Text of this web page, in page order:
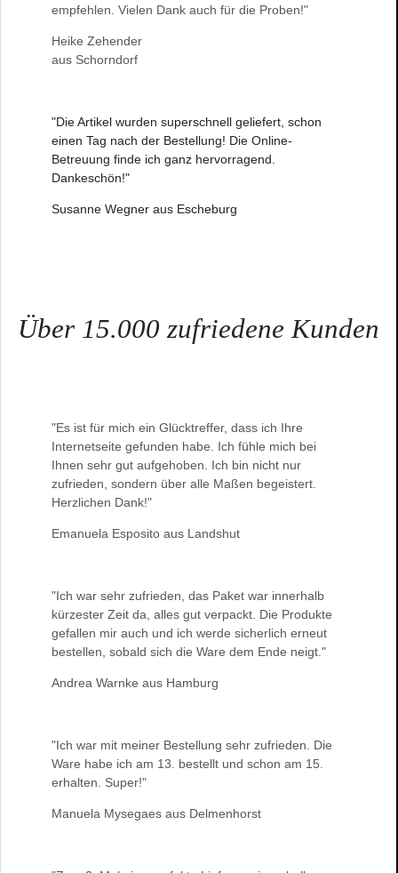
empfehlen. Vielen Dank auch für die Proben!"
Heike Zehender
aus Schorndorf
"Die Artikel wurden superschnell geliefert, schon
einen Tag nach der Bestellung! Die Online-
Betreuung finde ich ganz hervorragend.
Dankeschön!"
Susanne Wegner aus Escheburg
Über 15.000 zufriedene Kunden
"Es ist für mich ein Glücktreffer, dass ich Ihre
Internetseite gefunden habe. Ich fühle mich bei
Ihnen sehr gut aufgehoben. Ich bin nicht nur
zufrieden, sondern über alle Maßen begeistert.
Herzlichen Dank!"
Emanuela Esposito aus Landshut
"Ich war sehr zufrieden, das Paket war innerhalb
kürzester Zeit da, alles gut verpackt. Die Produkte
gefallen mir auch und ich werde sicherlich erneut
bestellen, sobald sich die Ware dem Ende neigt."
Andrea Warnke aus Hamburg
"Ich war mit meiner Bestellung sehr zufrieden. Die
Ware habe ich am 13. bestellt und schon am 15.
erhalten. Super!"
Manuela Mysegaes aus Delmenhorst